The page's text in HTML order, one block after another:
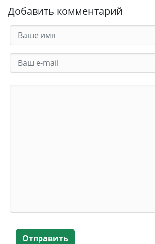
Добавить комментарий
Отправить